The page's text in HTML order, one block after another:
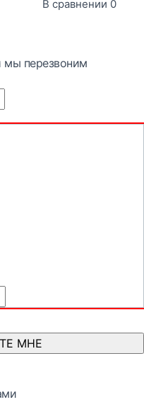
В сравнении 0
мы перезвоним
МНЕ